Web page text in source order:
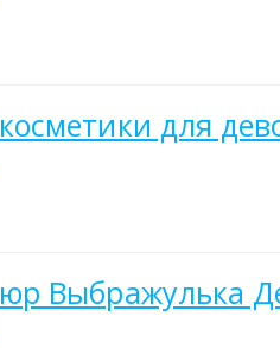
для
Выбражулька